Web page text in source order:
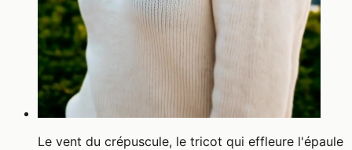
Le vent du crépuscule, le tricot qui effleure l'épaule